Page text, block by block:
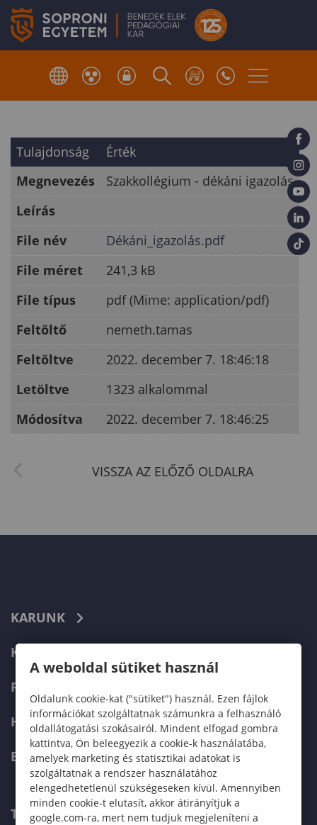
Tulajdonság
Érték
Megnevezés
Szakkollégium - dékáni igazolás
Leírás
File név
Dékáni_igazolás.pdf
File méret
241,3 kB
File típus
pdf (Mime: application/pdf)
Feltöltő
nemeth.tamas
Feltöltve
2022. december 7. 18:46:18
Letöltve
1323 alkalommal
Módosítva
2022. december 7. 18:46:25
KARUNK
KÉPZÉSEK
FELVÉTELIZŐKNEK
HALLGATÓKNAK
ERASMUS+
TELEFONKÖNYV
A weboldal sütiket használ
Oldalunk cookie-kat ("sütiket") használ. Ezen fájlok
információkat szolgáltatnak számunkra a felhasználó
oldallátogatási szokásairól. Mindent elfogad gombra
kattintva, Ön beleegyezik a cookie-k használatába,
amelyek marketing és statisztikai adatokat is
szolgáltatnak a rendszer használatához
elengedhetetlenül szükségeseken kívül. Amennyiben
minden cookie-t elutasít, akkor átirányítjuk a
google.com-ra, mert nem tudjuk megjeleníteni a